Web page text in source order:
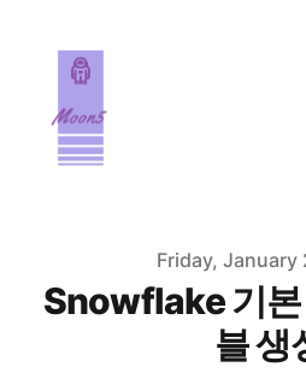
Friday, January
Snowflake 기본
블 생